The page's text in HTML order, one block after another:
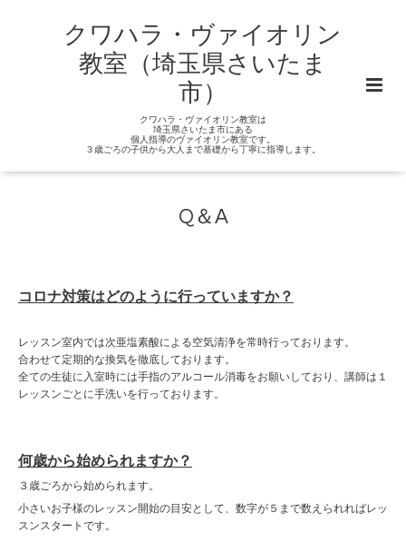
クワハラ・ヴァイオリン
教室（埼玉県さいたま
市）
クワハラ・ヴァイオリン教室は
埼玉県さいたま市にある
個人指導のヴァイオリン教室です。
３歳ごろの子供から大人まで基礎から丁寧に指導します。
Q＆A
コロナ対策はどのように行っていますか？
レッスン室内では次亜塩素酸による空気清浄を常時行っております。
合わせて定期的な換気を徹底しております。
全ての生徒に入室時には手指のアルコール消毒をお願いしており、講師は１
レッスンごとに手洗いを行っております。
何歳から始められますか？
３歳ごろから始められます。
小さいお子様のレッスン開始の目安として、数字が５まで数えられればレッ
スンスタートです。